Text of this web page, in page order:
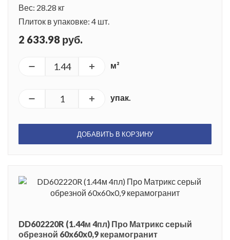
Вес: 28.28 кг
Плиток в упаковке: 4 шт.
2 633.98 руб.
м²
упак.
ДОБАВИТЬ В КОРЗИНУ
DD602220R (1.44м 4пл) Про Матрикс серый
обрезной 60x60x0,9 керамогранит